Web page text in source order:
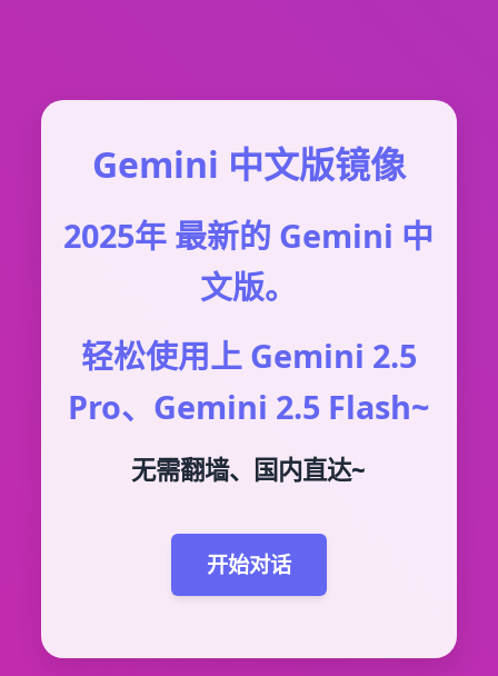
Gemini 中文版镜像
2025年 最新的 Gemini 中
文版。
轻松使用上 Gemini 2.5
Pro、Gemini 2.5 Flash~
无需翻墙、国内直达~
开始对话